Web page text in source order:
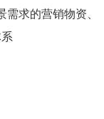
求的营销物资、